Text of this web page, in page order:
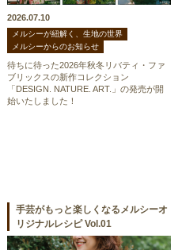
2026.07.10
メルシーが紐解く、生地の世界
メルシーからのお知らせ
待ちに待った2026年秋冬リバティ・ファ
ブリックスの新作コレクション
「DESIGN. NATURE. ART.」の発売が開
始いたしました！
手芸がもっと楽しくなるメルシーオ
リジナルレシピ Vol.01